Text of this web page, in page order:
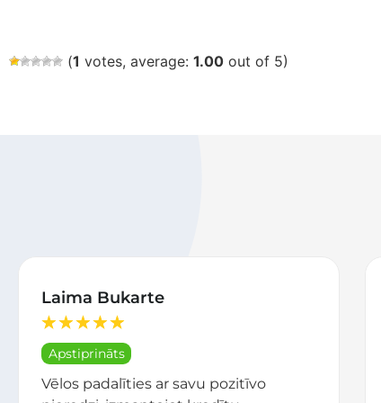
(1 votes, average: 1.00 out of 5)
Laima Bukarte
★★★★★
Apstiprināts
Vēlos padalīties ar savu pozitīvo